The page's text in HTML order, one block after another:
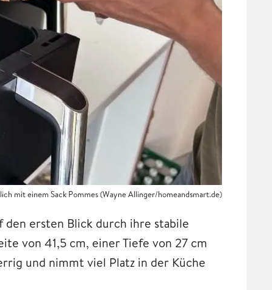
mit einem Sack Pommes (Wayne Allinger/homeandsmart.de)
ersten Blick durch ihre stabile
von 41,5 cm, einer Tiefe von 27 cm
und nimmt viel Platz in der Küche